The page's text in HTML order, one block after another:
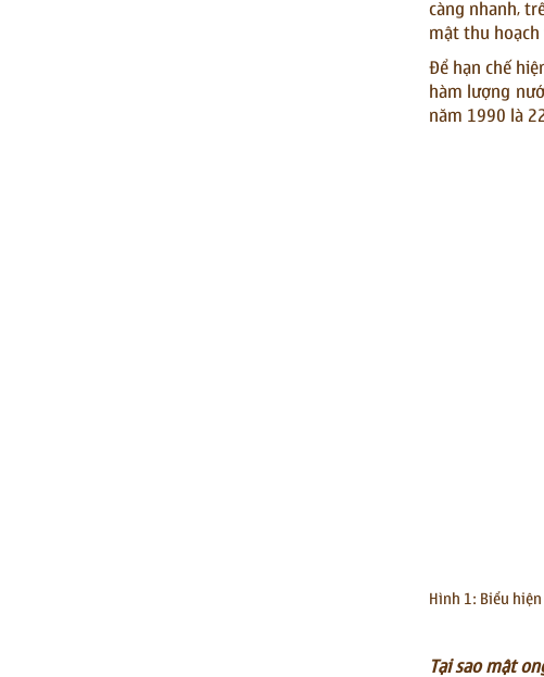
càng nhanh,
mật thu hoạch
Để hạn chế
hàm lượng
năm 1990 là
Hình 1: Biểu
Tại sao mật